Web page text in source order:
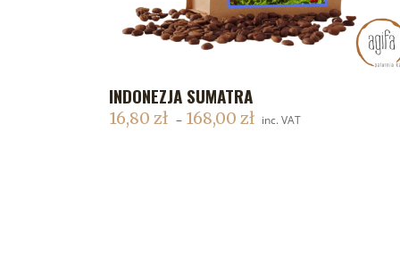
DODAJ DO KOSZYKA
INDONEZJA SUMATRA
16,80 zł – 168,00 zł inc. VAT